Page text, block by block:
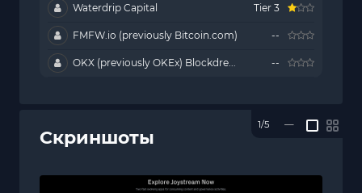
Waterdrip Capital Tier 3
FMFW.io (previously Bitcoin.com) --
OKX (previously OKEx) Blockdre... --
Скриншоты
1/5 —